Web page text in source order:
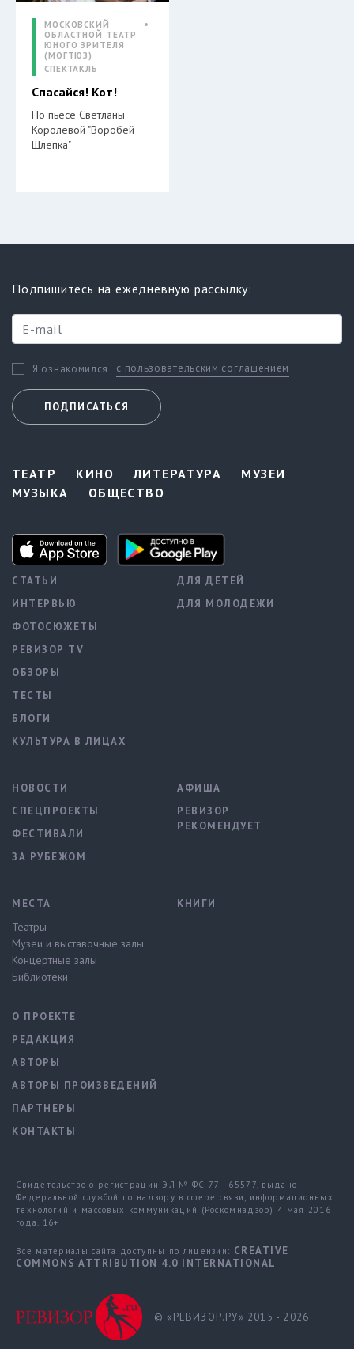
МОСКОВСКИЙ
ОБЛАСТНОЙ ТЕАТР
ЮНОГО ЗРИТЕЛЯ
(МОГТЮЗ)
СПЕКТАКЛЬ
Спасайся! Кот!
По пьесе Светланы
Королевой "Воробей
Шлепка"
Подпишитесь на ежедневную рассылку:
Я ознакомился с пользовательским соглашением
ПОДПИСАТЬСЯ
ТЕАТР КИНО ЛИТЕРАТУРА
МУЗЕИ
МУЗЫКА
ОБЩЕСТВО
СТАТЬИ
ИНТЕРВЬЮ
ФОТОСЮЖЕТЫ
РЕВИЗОР TV
ОБЗОРЫ
ТЕСТЫ
БЛОГИ
КУЛЬТУРА В ЛИЦАХ
ДЛЯ ДЕТЕЙ
ДЛЯ МОЛОДЕЖИ
НОВОСТИ
СПЕЦПРОЕКТЫ
ФЕСТИВАЛИ
ЗА РУБЕЖОМ
АФИША
РЕВИЗОР
РЕКОМЕНДУЕТ
МЕСТА
Театры
Музеи и выставочные залы
Концертные залы
Библиотеки
КНИГИ
О ПРОЕКТЕ
РЕДАКЦИЯ
АВТОРЫ
АВТОРЫ ПРОИЗВЕДЕНИЙ
ПАРТНЕРЫ
КОНТАКТЫ
Свидетельство о регистрации ЭЛ № ФС 77 - 65577, выдано
Федеральной службой по надзору в сфере связи, информационных
технологий и массовых коммуникаций (Роскомнадзор) 4 мая 2016
года. 16+
Все материалы сайта доступны по лицензии: CREATIVE
COMMONS ATTRIBUTION 4.0 INTERNATIONAL
© «РЕВИЗОР.РУ» 2015 - 2026